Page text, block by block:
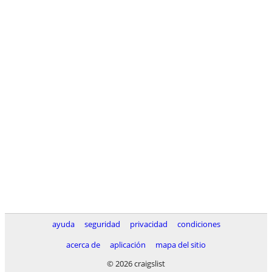
ayuda seguridad privacidad
condiciones
acerca de
aplicación
mapa del sitio
© 2026 craigslist